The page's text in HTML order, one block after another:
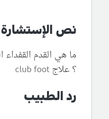
نص الإستشارة
ما هي القدم
؟ علاج club foot
رد الطبيب